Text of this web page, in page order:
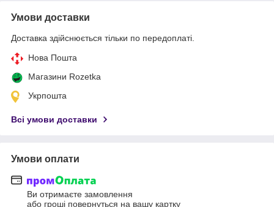
Умови доставки
Доставка здійснюється тільки по передоплаті.
Нова Пошта
Магазини Rozetka
Укрпошта
Всі умови доставки
Умови оплати
Ви отримаєте замовлення
або гроші повернуться на вашу картку